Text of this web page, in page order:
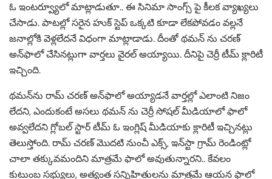
ఓ ఇంటర్వ్యూలో మాట్లాడుతూ.. ఈ సినిమా సాంగ్స్ పై కీలక వ్యాఖ్యలు
చేసాడు. పాటల్లో సరైన హుక్‌ స్టెప్‌ ఒక్కటి కూడా లేకపోవడం వల్లనే
జనాల్లోకి వెళ్లలేదనే విధంగా మాట్లాడాడు. దీంతో థమన్ ను చరణ్
అన్‌ఫాలో చేసినట్లుగా వార్తలు వైరల్ అయ్యాయి. దీనిపై చెర్రీ టీమ్ క్లారిటీ
ఇచ్చింది.
థమన్‌ను రామ్‌ చరణ్‌ అన్‌ఫాలో అయ్యాడనే వార్తల్లో ఎలాంటి నిజం
లేదని, ఎందుకంటే అసలు థమన్ ను చెర్రీ సోషల్ మీడియాలో ఫాలో
అవ్వలేదని గ్లోబల్ స్టార్ టీమ్‌ ఓ ఇంగ్లిష్ మీడియాకు క్లారిటీ ఇచ్చినట్లు
తెలుస్తోంది. రామ్‌ చరణ్‌ మొదటి నుంచీ ఎక్స్, ఇన్‌స్టా గ్రామ్ రెండింట్లో
చాలా తక్కువమందిని మాత్రమే ఫాలో అవుతున్నారని.. కేవలం
కుటుంబ సభ్యులు, అత్యంత సన్నిహితులను మాత్రమే ఆయన ఫాలో